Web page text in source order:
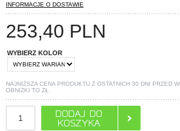
INFORMACJE O DOSTAWIE
253,40 PLN
WYBIERZ KOLOR
NAJNIŻSZA CENA PRODUKTU Z OSTATNICH 30 DNI PRZED
OBNIŻKI TO ZŁ